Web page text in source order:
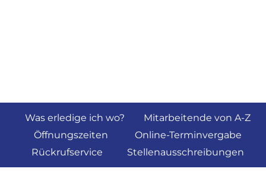
Was erledige ich wo?
Mitarbeitende von A-Z
Öffnungszeiten
Online-Terminvergabe
Rückrufservice
Stellenausschreibungen